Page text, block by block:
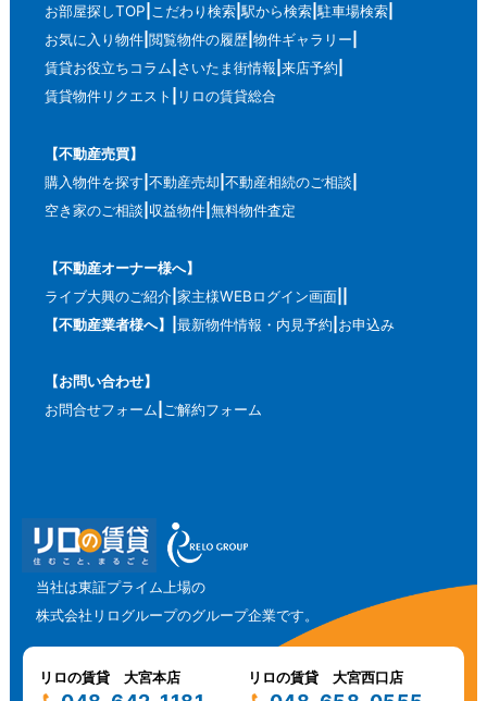
お部屋探しTOP こだわり検索 駅から検索 駐車場検索
お気に入り物件 閲覧物件の履歴 物件ギャラリー
賃貸お役立ちコラム さいたま街情報 来店予約
賃貸物件リクエスト
リロの賃貸総合
【不動産売買】
購入物件を探す 不動産売却 不動産相続のご相談
空き家のご相談 収益物件 無料物件査定
【不動産オーナー様へ】
ライブ大興のご紹介 家主様WEBログイン画面
【不動産業者様へ】
最新物件情報・内見予約 お申込み
【お問い合わせ】
お問合せフォーム ご解約フォーム
当社は東証プライム上場の
株式会社リログループのグループ企業です。
リロの賃貸 大宮本店 リロの賃貸 大宮西口店